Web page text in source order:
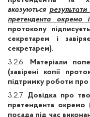
вказуються
претендента окремо
протоколу
секретарем і
секретарем).
3.2.6.
Матеріали
(завірені копії
підтримку роботи про
3.2.7. Довідка про
претендента окремо (
посада під час